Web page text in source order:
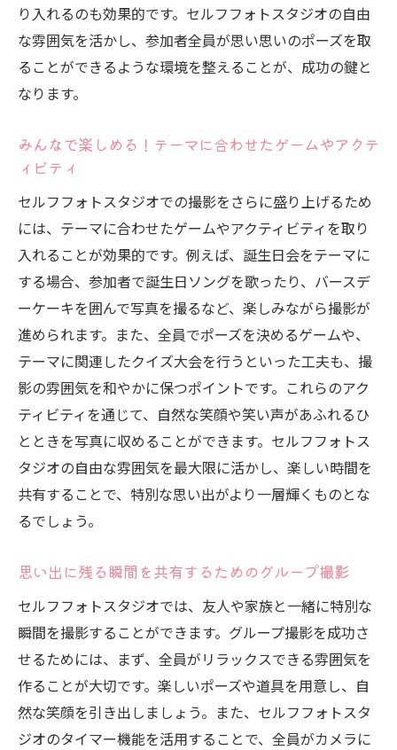
り入れるのも効果的です。セルフフォトスタジオの自由
な雰囲気を活かし、参加者全員が思い思いのポーズを取
ることができるような環境を整えることが、成功の鍵と
なります。
みんなで楽しめる！テーマに合わせたゲームやアクテ
ィビティ
セルフフォトスタジオでの撮影をさらに盛り上げるため
には、テーマに合わせたゲームやアクティビティを取り
入れることが効果的です。例えば、誕生日会をテーマに
する場合、参加者で誕生日ソングを歌ったり、バースデ
ーケーキを囲んで写真を撮るなど、楽しみながら撮影が
進められます。また、全員でポーズを決めるゲームや、
テーマに関連したクイズ大会を行うといった工夫も、撮
影の雰囲気を和やかに保つポイントです。これらのアク
ティビティを通じて、自然な笑顔や笑い声があふれるひ
とときを写真に収めることができます。セルフフォトス
タジオの自由な雰囲気を最大限に活かし、楽しい時間を
共有することで、特別な思い出がより一層輝くものとな
るでしょう。
思い出に残る瞬間を共有するためのグループ撮影
セルフフォトスタジオでは、友人や家族と一緒に特別な
瞬間を撮影することができます。グループ撮影を成功さ
せるためには、まず、全員がリラックスできる雰囲気を
作ることが大切です。楽しいポーズや道具を用意し、自
然な笑顔を引き出しましょう。また、セルフフォトスタ
ジオのタイマー機能を活用することで、全員がカメラに